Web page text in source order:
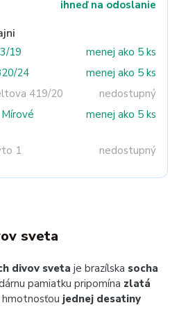
ihneď na odoslanie
19
menej ako 5 ks
24
menej ako 5 ks
419/20
nedostupný
Mírové
menej ako 5 ks
1 nedostupný
sveta
divov sveta je brazílska socha
pamiatku pripomína zlatá
hmotnosťou jednej desatiny